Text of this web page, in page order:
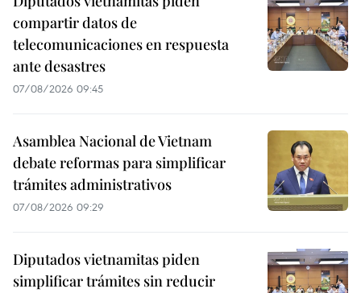
compartir datos de
telecomunicaciones en respuesta
ante desastres
07/08/2026 09:45
Asamblea Nacional de Vietnam
debate reformas para simplificar
trámites administrativos
07/08/2026 09:29
Diputados vietnamitas piden
simplificar trámites sin reducir